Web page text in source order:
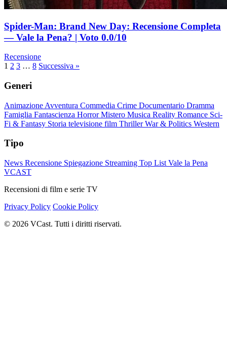
Spider-Man: Brand New Day: Recensione Completa
— Vale la Pena? | Voto 0.0/10
Recensione
Paginazione
degli
1 2 3 … 8 Successiva »
Generi
Animazione Avventura Commedia Crime Documentario Dramma
Famiglia Fantascienza HorrorMistero Musica Reality Romance Sci-
Fi & Fantasy Storia televisione film ThrillerWar & Politics Western
Tipo
News Recensione Spiegazione Streaming Top List Vale la Pena
VCAST
Recensioni di film e serie TV
Privacy Policy Cookie Policy
© 2026 VCast. Tutti i diritti riservati.